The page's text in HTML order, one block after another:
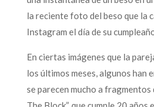
la reciente foto del beso que la
Instagram el día de su
En ciertas imágenes que la
los últimos meses, algunos han
se parecen mucho a fragmentos